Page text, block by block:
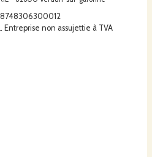
non assujettie à TVA